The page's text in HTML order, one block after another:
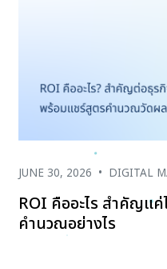
JUNE 30, 2026 • DIGITAL
ROI คืออะไร สำคัญแ
คำนวณอย่างไร